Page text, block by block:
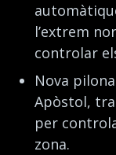
l’extrem
controlar
Nova
Apòstol,
per
zona.